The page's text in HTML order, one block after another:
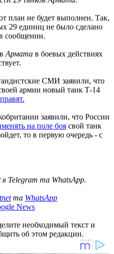
план не будет выполнен. Так,
29 единиц не было сделано
сообщении.
Армата в боевых действиях
СМИ заявили, что
армии новый танк Т-14
заявили, что России
на поле боя свой танк
то в первую очередь - с
в Telegram та WhatsApp.
та WhatsApp
News
необходимый текст и
об этом редакции.